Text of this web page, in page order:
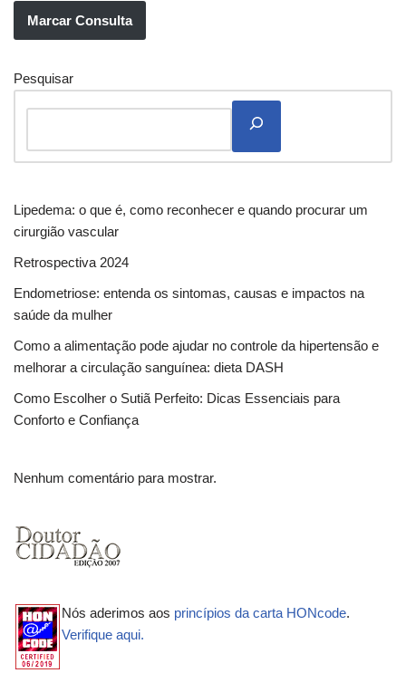
Marcar Consulta
Pesquisar
Lipedema: o que é, como reconhecer e quando procurar um
cirurgião vascular
Retrospectiva 2024
Endometriose: entenda os sintomas, causas e impactos na
saúde da mulher
Como a alimentação pode ajudar no controle da hipertensão e
melhorar a circulação sanguínea: dieta DASH
Como Escolher o Sutiã Perfeito: Dicas Essenciais para
Conforto e Confiança
Nenhum comentário para mostrar.
Nós aderimos aos princípios da carta HONcode.
Verifique aqui.